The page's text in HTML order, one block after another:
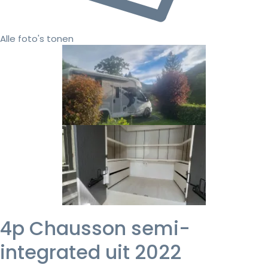
Alle foto's tonen
4p Chausson semi-
integrated uit 2022